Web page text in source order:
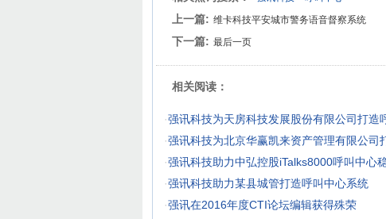
上一篇: 维卡科技平安城市警务语音督察系统
下一篇: 最后一页
相关阅读：
·强讯科技为天房科技发展股份有限公司打造
·强讯科技为北京华赢凯来资产管理有限公司
·强讯科技助力中弘控股iTalks8000呼叫中心
·强讯科技助力某县城管打造呼叫中心系统
·强讯在2016年度CTI论坛编辑获得殊荣